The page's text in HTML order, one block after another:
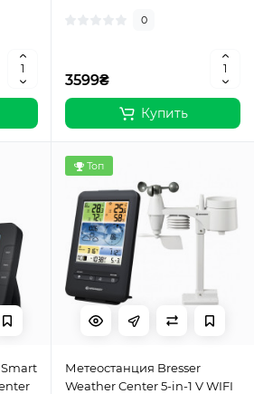
0
3599₴
Купить
Топ
Метеостанция Bresser
Weather Center 5-in-1 V WIFI